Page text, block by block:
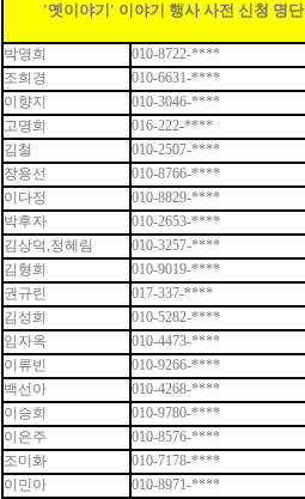
'옛이야기' 이야기 행사 사전 신청 명단
박영희 010-8722-****
조희경
010-6631-****
이향지
010-3046-****
고명희
016-222-****
김철
010-2507-****
장용선
010-8766-****
이다정
010-8829-****
박후자
010-2653-****
김상덕,정혜림
010-3257-****
김형희
010-9019-****
권규린
017-337-****
김성희
010-5282-****
임자옥
010-4473-****
이류빈
010-9266-****
백선아
010-4268-****
이승희
010-9780-****
이은주
010-8576-****
조미화
010-7178-****
이민아
010-8971-****